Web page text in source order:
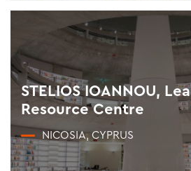
STELIOS IOANNOU,
Resource Centre
NICOSIA, CYPRUS